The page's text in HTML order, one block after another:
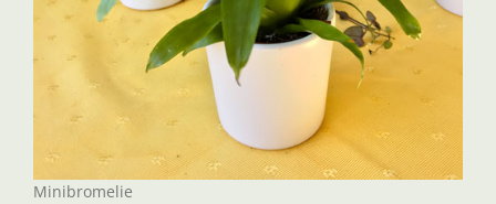
Minibromelie